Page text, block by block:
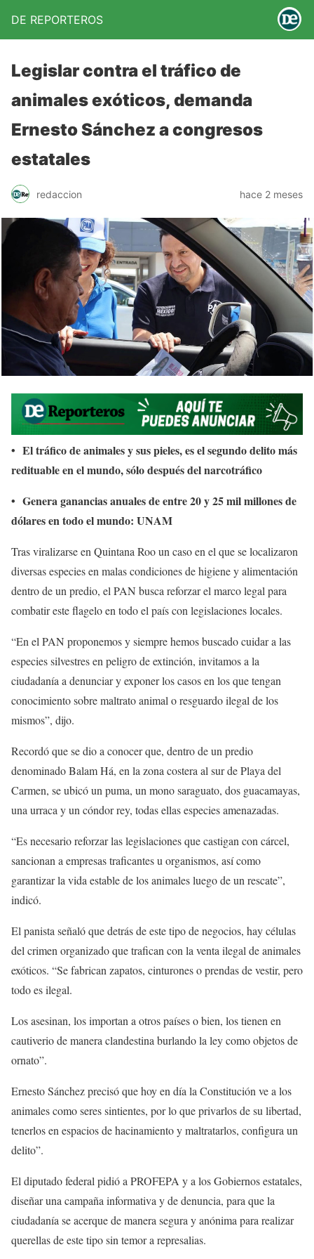
DE REPORTEROS
Legislar contra el tráfico de
animales exóticos, demanda
Ernesto Sánchez a congresos
estatales
redaccion hace 2 meses
• El tráfico de animales y sus pieles, es el segundo delito más
redituable en el mundo, sólo después del narcotráfico
• Genera ganancias anuales de entre 20 y 25 mil millones de
dólares en todo el mundo: UNAM
Tras viralizarse en Quintana Roo un caso en el que se localizaron
diversas especies en malas condiciones de higiene y alimentación
dentro de un predio, el PAN busca reforzar el marco legal para
combatir este flagelo en todo el país con legislaciones locales.
“En el PAN proponemos y siempre hemos buscado cuidar a las
especies silvestres en peligro de extinción, invitamos a la
ciudadanía a denunciar y exponer los casos en los que tengan
conocimiento sobre maltrato animal o resguardo ilegal de los
mismos”, dijo.
Recordó que se dio a conocer que, dentro de un predio
denominado Balam Há, en la zona costera al sur de Playa del
Carmen, se ubicó un puma, un mono saraguato, dos guacamayas,
una urraca y un cóndor rey, todas ellas especies amenazadas.
“Es necesario reforzar las legislaciones que castigan con cárcel,
sancionan a empresas traficantes u organismos, así como
garantizar la vida estable de los animales luego de un rescate”,
indicó.
El panista señaló que detrás de este tipo de negocios, hay células
del crimen organizado que trafican con la venta ilegal de animales
exóticos. “Se fabrican zapatos, cinturones o prendas de vestir, pero
todo es ilegal.
Los asesinan, los importan a otros países o bien, los tienen en
cautiverio de manera clandestina burlando la ley como objetos de
ornato”.
Ernesto Sánchez precisó que hoy en día la Constitución ve a los
animales como seres sintientes, por lo que privarlos de su libertad,
tenerlos en espacios de hacinamiento y maltratarlos, configura un
delito”.
El diputado federal pidió a PROFEPA y a los Gobiernos estatales,
diseñar una campaña informativa y de denuncia, para que la
ciudadanía se acerque de manera segura y anónima para realizar
querellas de este tipo sin temor a represalias.